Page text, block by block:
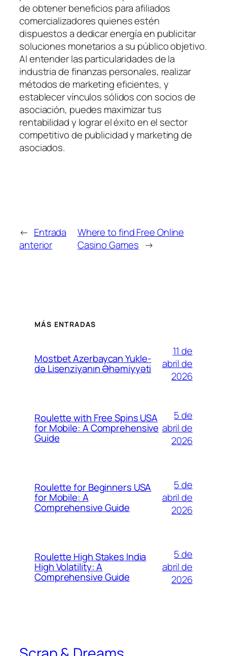
de obtener beneficios para afiliados
comercializadores quienes estén
dispuestos a dedicar energía en publicitar
soluciones monetarios a su público objetivo.
Al entender las particularidades de la
industria de finanzas personales, realizar
métodos de marketing eficientes, y
establecer vínculos sólidos con socios de
asociación, puedes maximizar tus
rentabilidad y lograr el éxito en el sector
competitivo de publicidad y marketing de
asociados.
← Entrada
anterior
Where to find Free Online
Casino Games →
MÁS ENTRADAS
Mostbet Azerbaycan Yukle-
də Lisenziyanın Əhəmiyyəti
11 de
abril de
2026
Roulette with Free Spins USA
for Mobile: A Comprehensive
Guide
5 de
abril de
2026
Roulette for Beginners USA
for Mobile: A
Comprehensive Guide
5 de
abril de
2026
Roulette High Stakes India
High Volatility: A
Comprehensive Guide
5 de
abril de
2026